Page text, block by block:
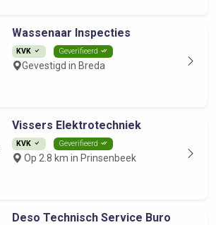
Wassenaar Inspecties
KVK Geverifieerd
Gevestigd in Breda
Vissers Elektrotechniek
KVK Geverifieerd
Op 2.8 km in Prinsenbeek
Deso Technisch Service Buro